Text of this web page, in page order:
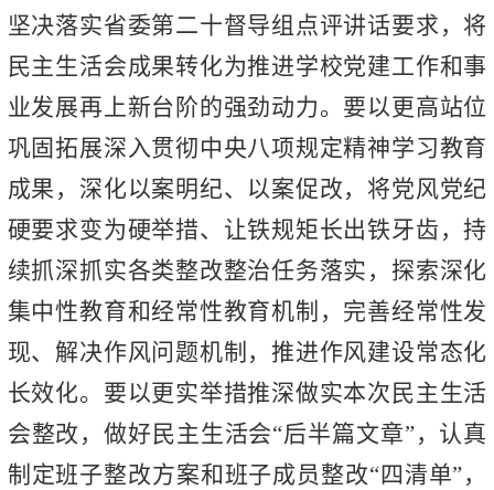
坚决落实省委第二十督导组点评讲话要求，将
民主生活会成果转化为推进学校党建工作和事
业发展再上新台阶的强劲动力。要以更高站位
巩固拓展深入贯彻中央八项规定精神学习教育
成果，深化以案明纪、以案促改，将党风党纪
硬要求变为硬举措、让铁规矩长出铁牙齿，持
续抓深抓实各类整改整治任务落实，探索深化
集中性教育和经常性教育机制，完善经常性发
现、解决作风问题机制，推进作风建设常态化
长效化。要以更实举措推深做实本次民主生活
会整改，做好民主生活会“后半篇文章”，认真
制定班子整改方案和班子成员整改“四清单”，